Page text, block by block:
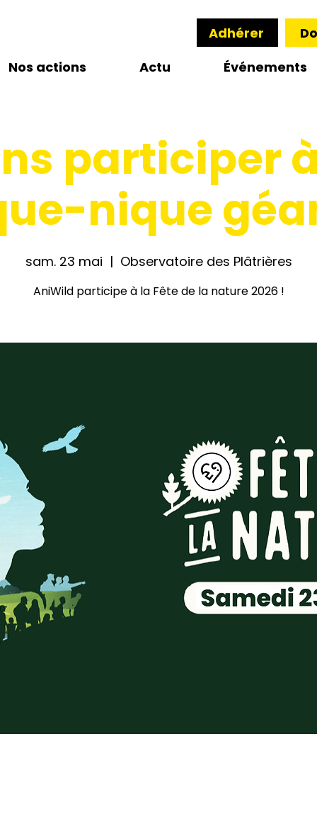
Adhérer
Nos actions Actu Événements
participer
nique
sam. 23 mai
  |
Observatoire des Plâtrières
AniWild participe à la Fête de la nature 2026 !